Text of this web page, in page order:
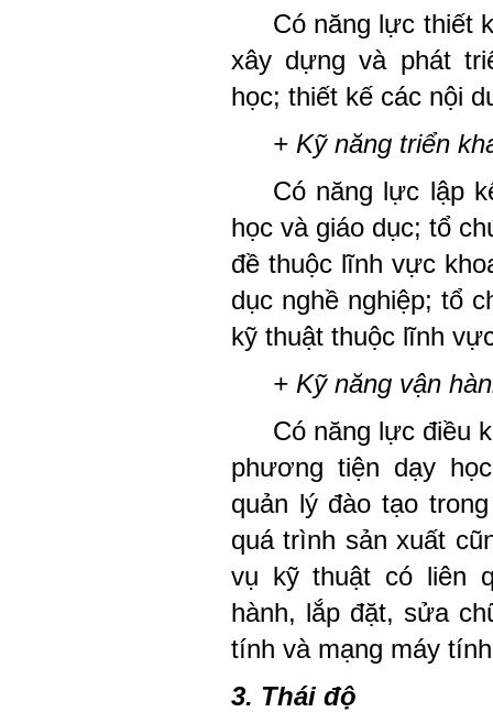
Có năng lực thiết
xây dựng và phát
học; thiết kế các nội
+ Kỹ năng triển
Có năng lực lập
học và giáo dục; tổ
đề thuộc lĩnh vực
dục nghề nghiệp; tổ
kỹ thuật thuộc lĩnh
+ Kỹ năng vận
Có năng lực điều
phương tiện dạy
quản lý đào tạo
quá trình sản xuất
vụ kỹ thuật có liên
hành, lắp đặt, sửa
tính và mạng máy
3. Thái độ